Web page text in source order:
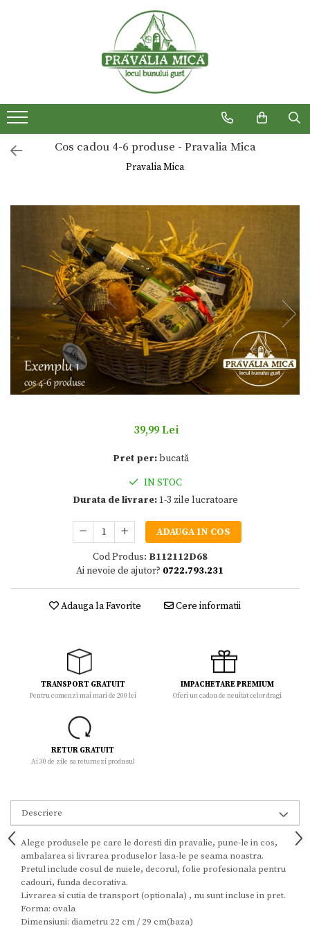
Cos cadou 4-6 produse - Pravalia Mica
Pravalia Mica
39,99 Lei
Pret per:bucată
IN STOC
Durata de livrare:1-3 zile lucratoare
ADAUGA IN COS
Cod Produs: B112112D68
Ai nevoie de ajutor? 0722.793.231
Adauga la Favorite Cere informatii
TRANSPORT GRATUIT
Pentru comenzi mai mari de 200 lei
IMPACHETARE PREMIUM
Oferi un cadou de neuitat celor dragi
RETUR GRATUIT
Ai 30 de zile sa returnezi produsul
Descriere
Alege produsele pe care le doresti din pravalie, pune-le in cos,
ambalarea si livrarea produselor lasa-le pe seama noastra.
Pretul include cosul de nuiele, decorul, folie profesionala pentru
cadouri, funda decorativa.
Livrarea si cutia de transport (optionala) , nu sunt incluse in pret.
Forma: ovala
Dimensiuni: diametru 22 cm / 29 cm(baza)